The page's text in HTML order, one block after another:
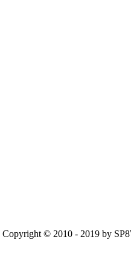
Copyright © 2010 - 2019 by